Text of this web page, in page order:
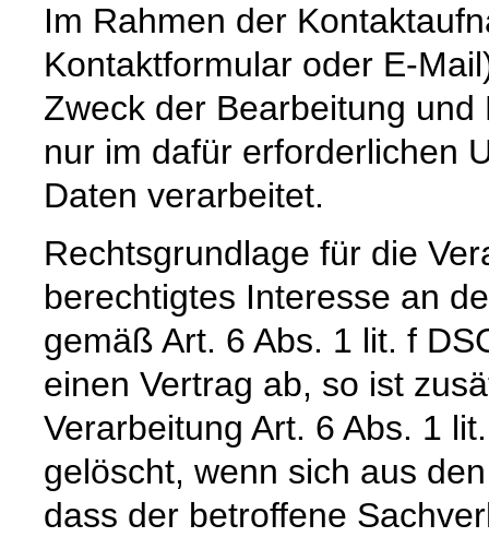
Im Rahmen der
Kontaktformular oder E-
Zweck der Bearbeitung
nur im dafür erforderlichen
Daten verarbeitet.
Rechtsgrundlage für die
berechtigtes Interesse an
gemäß Art. 6 Abs. 1 lit. f
einen Vertrag ab, so ist
Verarbeitung Art. 6 Abs. 1
gelöscht, wenn sich aus
dass der betroffene